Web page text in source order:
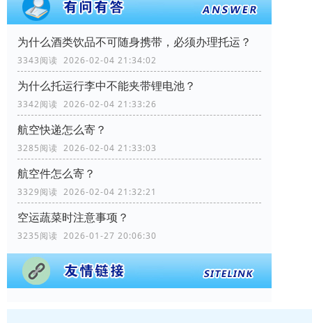
为什么酒类饮品不可随身携带，必须办理托运？
3343阅读 2026-02-04 21:34:02
为什么托运行李中不能夹带锂电池？
3342阅读 2026-02-04 21:33:26
航空快递怎么寄？
3285阅读 2026-02-04 21:33:03
航空件怎么寄？
3329阅读 2026-02-04 21:32:21
空运蔬菜时注意事项？
3235阅读 2026-01-27 20:06:30